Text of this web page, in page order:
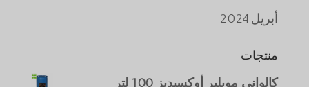
أبريل 2024
منتجات
كالواني مويلير أوكسيديز 100 لتر